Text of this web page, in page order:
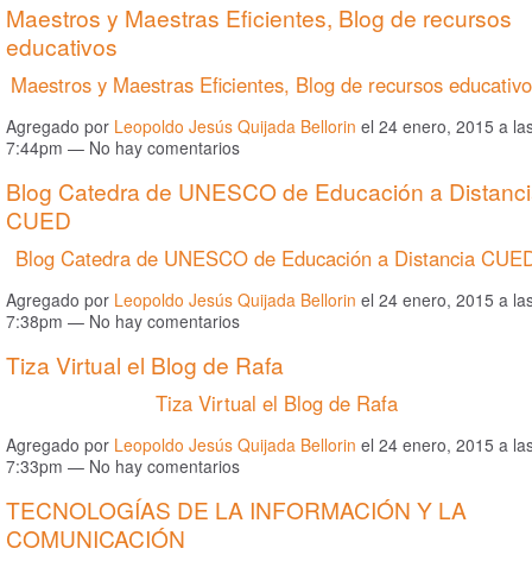
Maestros y Maestras Eficientes, Blog de recursos
educativos
Maestros y Maestras Eficientes, Blog de recursos
Agregado por Leopoldo Jesús Quijada Bellorin el 24 enero, 2015 a
7:44pm — No hay comentarios
Blog Catedra de UNESCO de Educación a
CUED
Blog Catedra de UNESCO de Educación a Distancia
Agregado por Leopoldo Jesús Quijada Bellorin el 24 enero, 2015 a
7:38pm — No hay comentarios
Tiza Virtual el Blog de Rafa
Tiza Virtual el Blog de Rafa
Agregado por Leopoldo Jesús Quijada Bellorin el 24 enero, 2015 a
7:33pm — No hay comentarios
TECNOLOGÍAS DE LA INFORMACIÓN Y LA
COMUNICACIÓN